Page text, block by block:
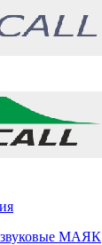
МАЯК